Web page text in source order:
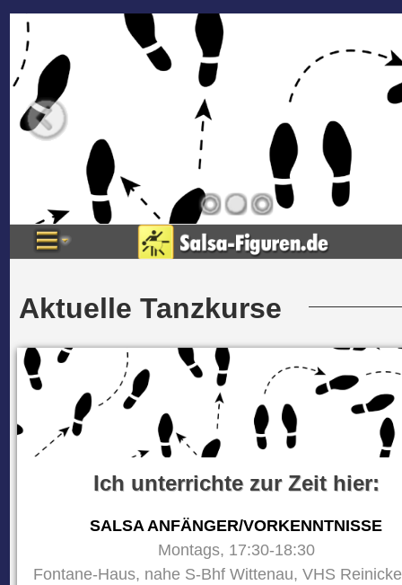
Aktuelle Tanzkurse
Ich unterrichte zur Zeit hier:
SALSA ANFÄNGER/VORKENNTNISSE
Montags, 17:30-18:30
Fontane-Haus, nahe S-Bhf Wittenau, VHS